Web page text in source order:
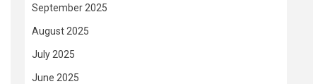
September 2025
August 2025
July 2025
June 2025